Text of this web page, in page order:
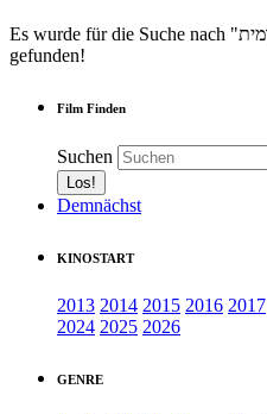
Es wurde für die Suche nach "דרמה קומית" kein Ergebnis
gefunden!
Film Finden
Suchen
Demnächst
KINOSTART
2013 2014 2015 2016 2017
2024 2025 2026
GENRE